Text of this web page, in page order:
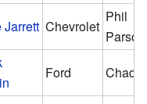
Jarrett Chevrolet
Phil
Ford
Chad